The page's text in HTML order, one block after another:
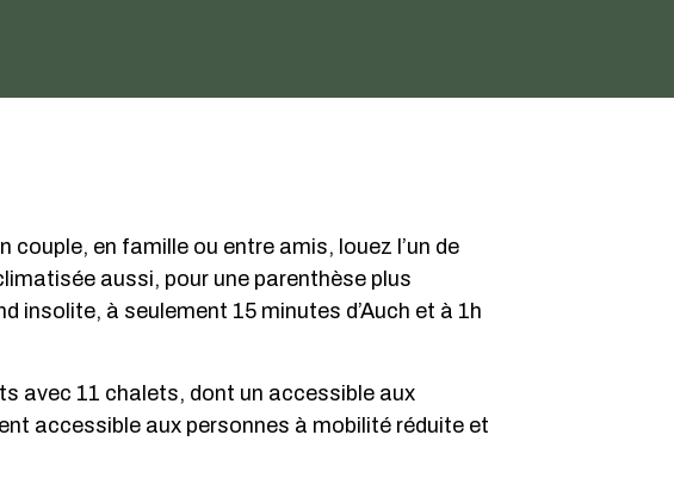
en famille ou entre amis, louez l’un de
aussi, pour une parenthèse plus
insolite, à seulement 15 minutes d’Auch et à 1h
avec 11 chalets, dont un accessible aux
accessible aux personnes à mobilité réduite et